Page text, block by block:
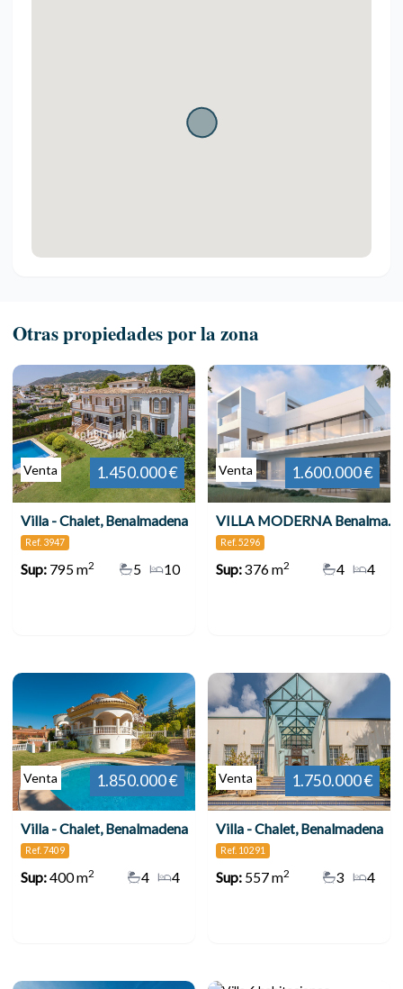
Otras propiedades por la zona
Venta 1.450.000 €
Villa - Chalet, Benalmadena
Ref. 3947
Sup:795 m2 10
5
Venta 1.600.000 €
VILLA MODERNA Benalmadena 5296-53
Ref. 5296
Sup:376 m2 4
4
Venta 1.850.000 €
Villa - Chalet, Benalmadena
Ref. 7409
Sup:400 m2 4
4
Venta 1.750.000 €
Villa - Chalet, Benalmadena
Ref. 10291
Sup:557 m2 4
3